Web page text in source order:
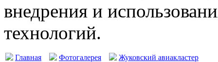
внедрения и
технологий.
Главная Фотогалерея Жуковский авиакластер